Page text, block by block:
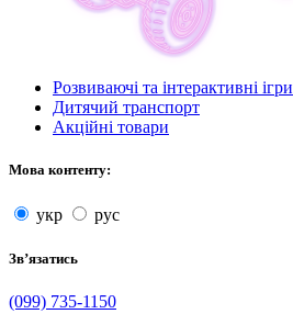
Розвиваючі та інтерактивні ігри
Дитячий транспорт
Акційні товари
Мова контенту:
укр рус
Звʼязатись
(099) 735-1150